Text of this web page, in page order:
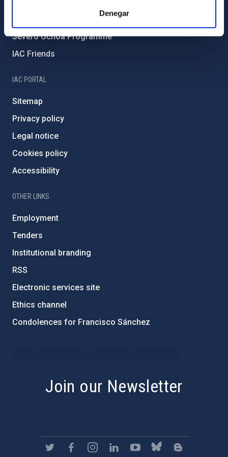
Denegar
Severo Ochoa Programme
IAC Friends
IAC PORTAL
Sitemap
Privacy policy
Legal notice
Cookies policy
Accessibility
OTHER LINKS
Employment
Tenders
Institutional branding
RSS
Electronic services site
Ethics channel
Condolences for Francisco Sánchez
Join our Newsletter